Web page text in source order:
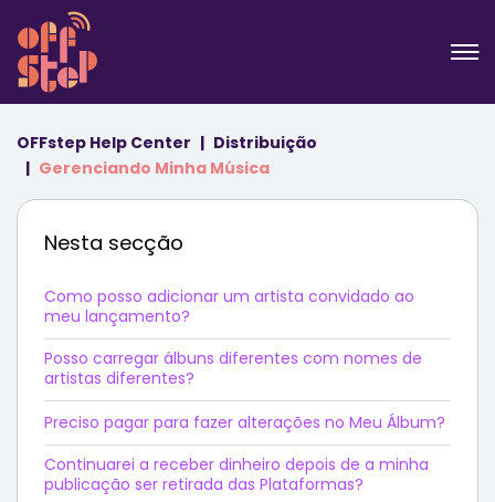
OFFstep Help Center
Distribuição
Gerenciando Minha Música
Nesta secção
Como posso adicionar um artista convidado ao
meu lançamento?
Posso carregar álbuns diferentes com nomes de
artistas diferentes?
Preciso pagar para fazer alterações no Meu Álbum?
Continuarei a receber dinheiro depois de a minha
publicação ser retirada das Plataformas?